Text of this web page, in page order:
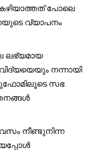
പോലെ
വ്യാപനം
ലഭ്യമായ
നന്നായി
സഭ
നീണ്ടുനിന്ന